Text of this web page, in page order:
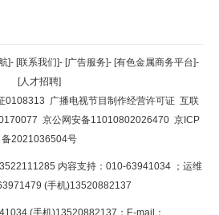
返回顶部
返回首页
]- [联系我们]- [广告服务]- [有色金属商务平台]-
[人才招聘]
0108313 广播电视节目制作经营许可证 互联
京公网安备11010802026470 京ICP
备2021036504号
内容支持：010-63941034 ；运维
(手机)13520882137
(手机)13520882137；E-mail：